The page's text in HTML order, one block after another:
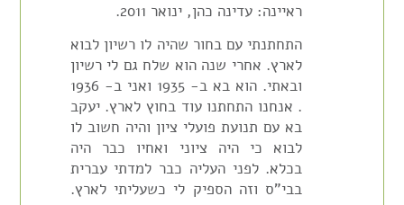
ראיינה: עדינה כהן, ינואר 2011.
התחתנתי עם בחור שהיה לו רשיון לבוא
לארץ. אחרי שנה הוא שלח גם לי רשיון
ובאתי. הוא בא ב- 1935 ואני ב- 1936
. אנחנו התחתנו עוד בחוץ לארץ. יעקב
בא עם תנועת פועלי ציון והיה חשוב לו
לבוא כי היה ציוני ואחיו כבר היה
בכלא. לפני העליה כבר למדתי עברית
בבי"ס וזה הספיק לי כשעליתי לארץ.